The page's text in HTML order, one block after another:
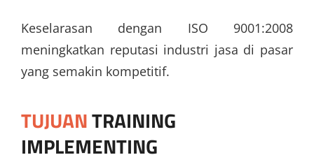
Keselarasan dengan ISO 9001:2008
meningkatkan reputasi industri jasa di pasar
yang semakin kompetitif.
TUJUANTRAINING
IMPLEMENTING